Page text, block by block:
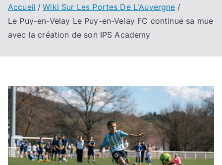
Accueil
Wiki Sur Les Portes De L'Auvergne
Le Puy-en-Velay Le Puy-en-Velay FC continue sa mue
avec la création de son IPS Academy